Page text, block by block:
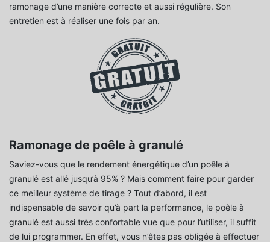
ramonage d’une manière correcte et aussi régulière. Son
entretien est à réaliser une fois par an.
Ramonage de poêle à granulé
Saviez-vous que le rendement énergétique d’un poêle à
granulé est allé jusqu’à 95% ? Mais comment faire pour garder
ce meilleur système de tirage ? Tout d’abord, il est
indispensable de savoir qu’à part la performance, le poêle à
granulé est aussi très confortable vue que pour l’utiliser, il suffit
de lui programmer. En effet, vous n’êtes pas obligée à effectuer